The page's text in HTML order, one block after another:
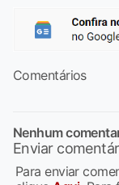
Comentários
Nenhum
Enviar
Para enviar